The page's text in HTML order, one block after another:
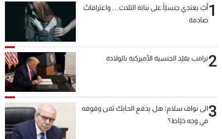
1أبٌ يعتدي جنسيّاً على بناته الثلاث… واعترافاتٌ
صادمة
2ترامب يقيّد الجنسية الأميركية بالولادة
3الى نواف سلام: هل يدفع الحايك ثمن وقوفه
في وجه خيّاط؟